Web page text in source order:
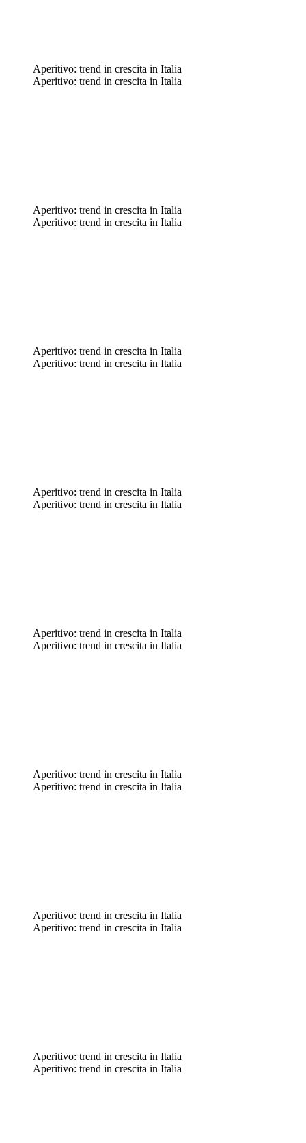
Aperitivo: trend in crescita in Italia
Aperitivo: trend in crescita in Italia
Aperitivo: trend in crescita in Italia
Aperitivo: trend in crescita in Italia
Aperitivo: trend in crescita in Italia
Aperitivo: trend in crescita in Italia
Aperitivo: trend in crescita in Italia
Aperitivo: trend in crescita in Italia
Aperitivo: trend in crescita in Italia
Aperitivo: trend in crescita in Italia
Aperitivo: trend in crescita in Italia
Aperitivo: trend in crescita in Italia
Aperitivo: trend in crescita in Italia
Aperitivo: trend in crescita in Italia
Aperitivo: trend in crescita in Italia
Aperitivo: trend in crescita in Italia